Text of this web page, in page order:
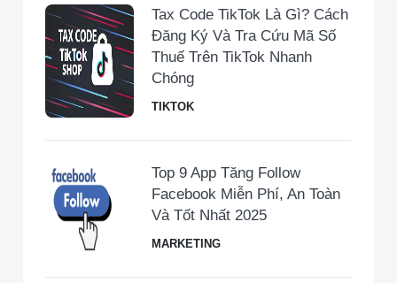
Tax Code TikTok Là Gì? Cách
Đăng Ký Và Tra Cứu Mã Số
Thuế Trên TikTok Nhanh
Chóng
TIKTOK
Top 9 App Tăng Follow
Facebook Miễn Phí, An Toàn
Và Tốt Nhất 2025
MARKETING